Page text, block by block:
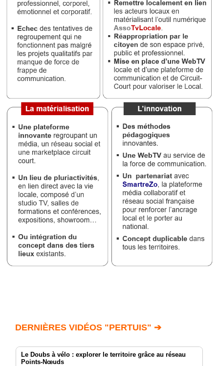
DERNIÈRES VIDÉOS "PERTUIS" ➔
Le Doubs à vélo : explorer le territoire grâce au réseau
Points-Nœuds